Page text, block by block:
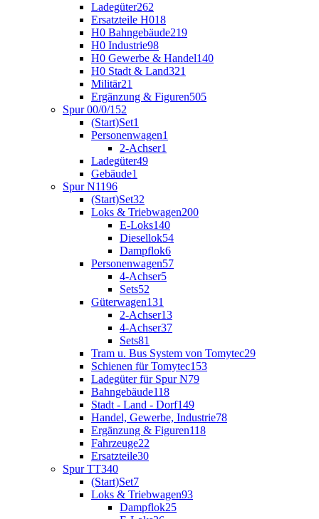
Ladegüter262
Ersatzteile H018
H0 Bahngebäude219
H0 Industrie98
H0 Gewerbe & Handel140
H0 Stadt & Land321
Militär21
Ergänzung & Figuren505
Spur 00/0/1 52
(Start)Set1
Personenwagen1
2-Achser1
Ladegüter49
Gebäude1
Spur N1196
(Start)Set32
Loks & Triebwagen200
E-Loks140
Diesellok54
Dampflok6
Personenwagen57
4-Achser5
Sets52
Güterwagen131
2-Achser13
4-Achser37
Sets81
Tram u. Bus System von Tomytec29
Schienen für Tomytec153
Ladegüter für Spur N79
Bahngebäude118
Stadt - Land - Dorf149
Handel, Gewerbe, Industrie78
Ergänzung & Figuren118
Fahrzeuge22
Ersatzteile30
Spur TT340
(Start)Set7
Loks & Triebwagen93
Dampflok25